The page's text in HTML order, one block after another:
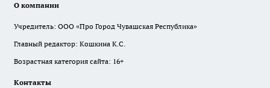
О компании
Учредитель: ООО «Про Город Чувашская Республика»
Главный редактор: Кошкина К.С.
Возрастная категория сайта: 16+
Контакты